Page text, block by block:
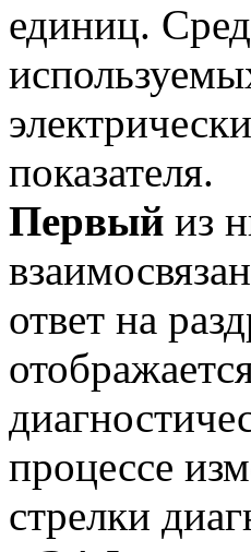
единиц.
показателя.
Первый из
ответ на
процессе
стрелки